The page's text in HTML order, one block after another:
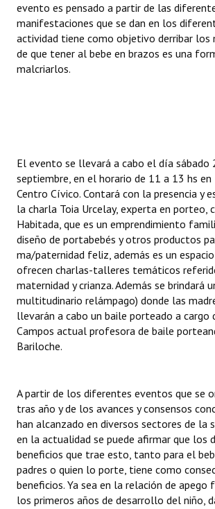
Entrega de distinciones
REFORMA DE LA CARTA ORGÁNICA
evento es pensado a partir de las
manifestaciones que se dan en los
actividad tiene como objetivo derribar los
de que tener al bebe en brazos es una
malcriarlos.
El evento se llevará a cabo el día sábado
septiembre, en el horario de 11 a 13 hs
Centro Cívico. Contará con la presencia y
la charla Toia Urcelay, experta en porteo,
Habitada, que es un emprendimiento
diseño de portabebés y otros productos
ma/paternidad feliz, además es un
ofrecen charlas-talleres temáticos
maternidad y crianza. Además se brindará
multitudinario relámpago) donde las
llevarán a cabo un baile porteado a cargo
Campos actual profesora de baile
Bariloche.
A partir de los diferentes eventos que se
tras año y de los avances y consensos
han alcanzado en diversos sectores de la
en la actualidad se puede afirmar que los
beneficios que trae esto, tanto para el
padres o quien lo porte, tiene como
beneficios. Ya sea en la relación de apego
los primeros años de desarrollo del niño,